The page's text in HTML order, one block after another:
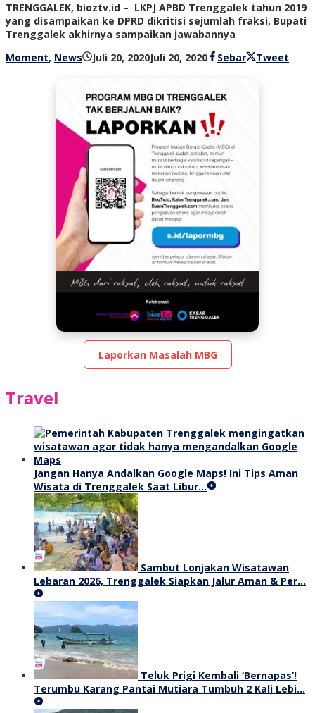
TRENGGALEK, bioztv.id – LKPJ APBD Trenggalek tahun 2019
yang disampaikan ke DPRD dikritisi sejumlah fraksi, Bupati
Trenggalek akhirnya sampaikan jawabannya
Moment, News Juli 20, 2020Juli 20, 2020olehSebar Tweet
Laporkan Masalah MBG
Travel
Jangan Hanya Andalkan Google Maps! Ini Tips Aman
Wisata di Trenggalek Saat Libur…
Sambut Lonjakan Wisatawan
Lebaran 2026, Trenggalek Siapkan Jalur Aman & Per…
Teluk Prigi Kembali ‘Bernapas’!
Terumbu Karang Pantai Mutiara Tumbuh 2 Kali Lebi…